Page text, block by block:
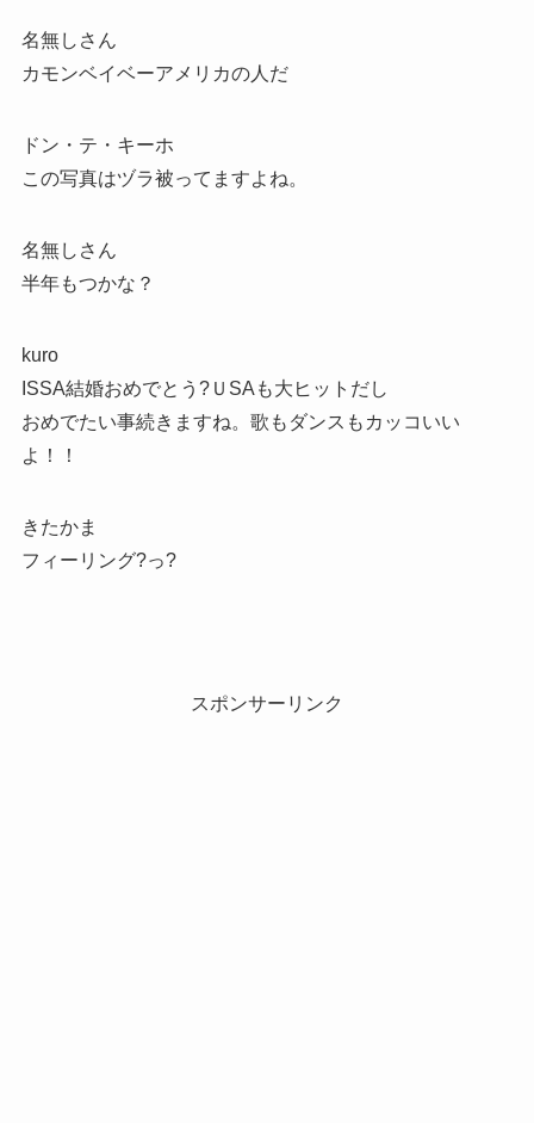
名無しさん
カモンベイベーアメリカの人だ
ドン・テ・キーホ
この写真はヅラ被ってますよね。
名無しさん
半年もつかな？
kuro
ISSA結婚おめでとう?ＵSAも大ヒットだし
おめでたい事続きますね。歌もダンスもカッコいい
よ！！
きたかま
フィーリング?っ?
スポンサーリンク